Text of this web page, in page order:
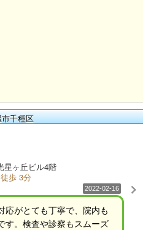
千種区
星ヶ丘ビル4階
歩 3分
2022-02-16
応がとても丁寧で、院内も
す。検査や診察もスムーズ